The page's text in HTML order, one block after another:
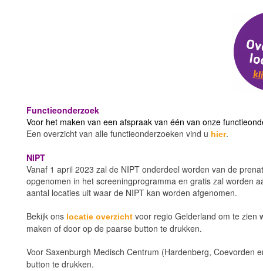
Functieonderzoek
Voor het maken van een afspraak van één van onze
Een overzicht van alle functieonderzoeken vind u hier.
NIPT
Vanaf 1 april 2023 zal de NIPT onderdeel worden van de
opgenomen in het screeningprogramma en gratis zal worden
aantal locaties uit waar de NIPT kan worden afgenomen.
Bekijk ons locatie overzicht voor regio Gelderland om te zien
maken of door op de paarse button te drukken.
Voor Saxenburgh Medisch Centrum (Hardenberg, Coevorden
button te drukken.